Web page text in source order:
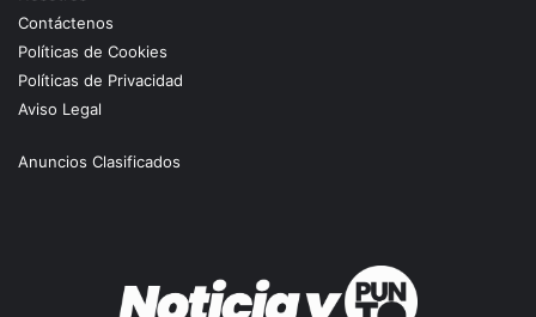
Contáctenos
Políticas de Cookies
Políticas de Privacidad
Aviso Legal
Anuncios Clasificados